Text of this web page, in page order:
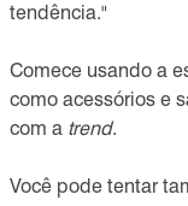
tendência."
Comece usando a
como acessórios e
com a trend.
Você pode tentar